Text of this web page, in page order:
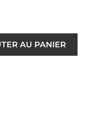
AU PANIER